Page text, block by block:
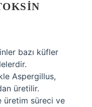
bazı küfler
Aspergillus,
üretilir.
üretim süreci ve